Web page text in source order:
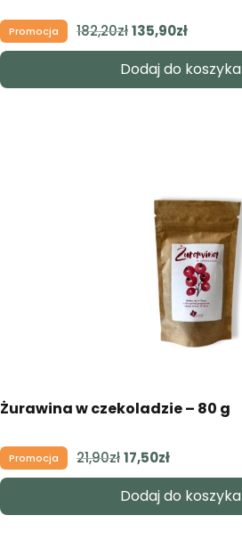
Promocja 182,20zł Pierwotna
cena
wynosiła:
182,20zł.
135,90złAktualna
cena
wynosi:
135,90zł.
Dodaj do koszyka
Żurawina w czekoladzie – 80 g
Promocja 21,90zł Pierwotna
cena
wynosiła:
21,90zł.
17,50złAktualna
cena
wynosi:
17,50zł.
Dodaj do koszyka